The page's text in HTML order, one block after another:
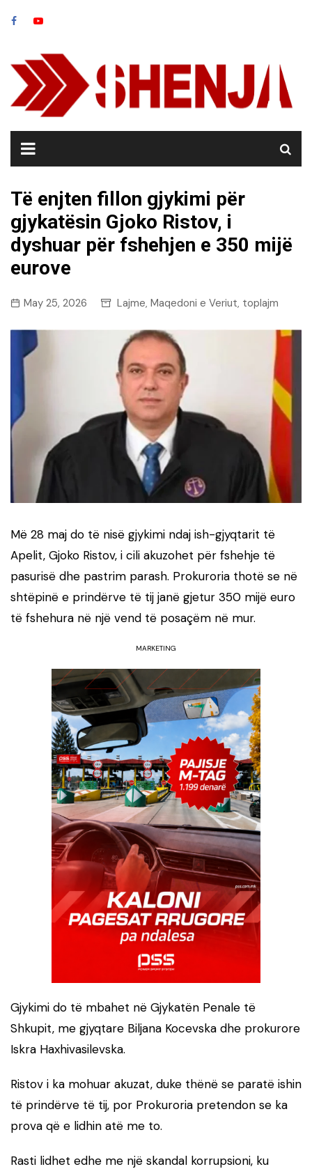
Të enjten fillon gjykimi për
gjykatësin Gjoko Ristov, i
dyshuar për fshehjen e 350 mijë
eurove
May 25, 2026 Lajme, Maqedoni e Veriut, toplajm
Më 28 maj do të nisë gjykimi ndaj ish-gjyqtarit të
Apelit, Gjoko Ristov, i cili akuzohet për fshehje të
pasurisë dhe pastrim parash. Prokuroria thotë se në
shtëpinë e prindërve të tij janë gjetur 350 mijë euro
të fshehura në një vend të posaçëm në mur.
MARKETING
Gjykimi do të mbahet në Gjykatën Penale të
Shkupit, me gjyqtare Biljana Kocevska dhe prokurore
Iskra Haxhivasilevska.
Ristov i ka mohuar akuzat, duke thënë se paratë ishin
të prindërve të tij, por Prokuroria pretendon se ka
prova që e lidhin atë me to.
Rasti lidhet edhe me një skandal korrupsioni, ku